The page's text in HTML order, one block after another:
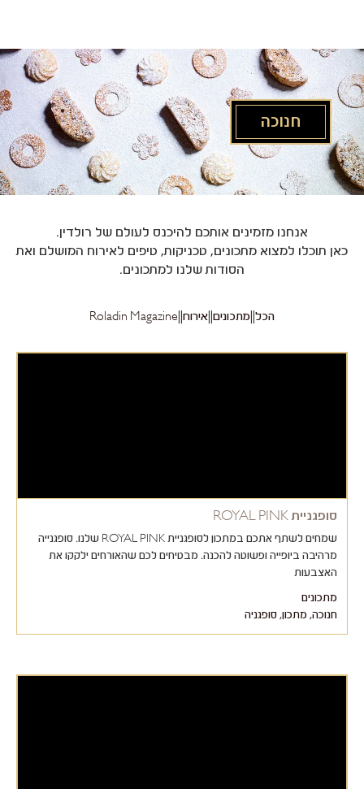
חנוכה
אנחנו מזמינים אותכם להיכנס לעולם של רולדין.
כאן תוכלו למצוא מתכונים, טכניקות, טיפים לאירוח המושלם ואת
הסודות שלנו למתכונים.
הכל מתכונים אירוח Roladin Magazine
סופגניית ROYAL PINK
שמחים לשתף אתכם במתכון לסופגניית ROYAL PINK שלנו. סופגנייה
מרהיבה ביופייה ופשוטה להכנה. מבטיחים לכם שהאורחים ילקקו את
האצבעות
מתכונים
חנוכה, מתכון, סופגניה